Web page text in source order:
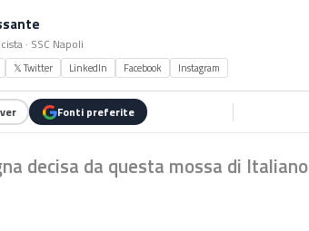
· SSC Napoli
𝕏 Twitter LinkedIn Facebook Instagram
Fonti preferite
decisa da questa mossa di Italiano